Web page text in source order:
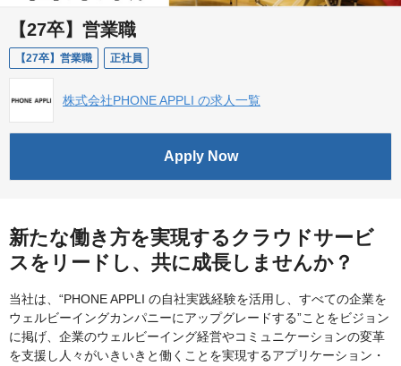
【27卒】営業職
【27卒】営業職 正社員
株式会社PHONE APPLI の求人一覧
Apply Now
新たな働き方を実現するクラウドサービ
スをリードし、共に成長しませんか？
当社は、“PHONE APPLI の自社実践経験を活用し、すべての企業を
ウェルビーイングカンパニーにアップグレードする”ことをビジョン
に掲げ、企業のウェルビーイング経営やコミュニケーションの変革
を支援し人々がいきいきと働くことを実現するアプリケーション・